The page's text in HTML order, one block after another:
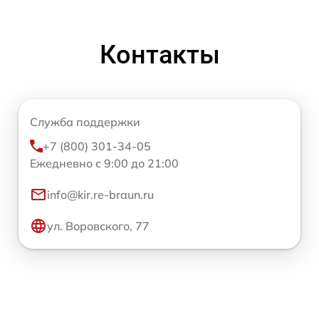
Контакты
Служба поддержки
+7 (800) 301-34-05
Ежедневно с 9:00 до 21:00
info@kir.re-braun.ru
ул. Воровского, 77